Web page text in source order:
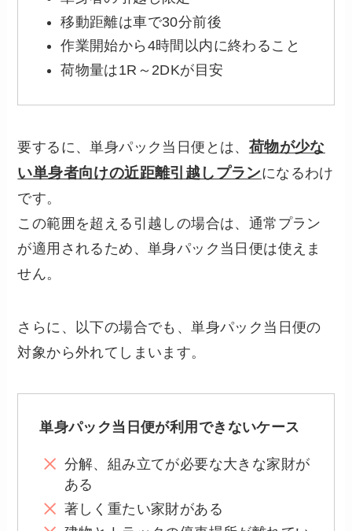
移動距離は車で30分前後
作業開始から4時間以内に終わること
荷物量は1R～2DKが目安
要するに、単身パック当日便とは、 荷物が少な
い単身者向けの近距離引越しプランになるわけ
です。
この範囲を超える引越しの場合は、通常プラン
が適用されるため、単身パック当日便は使えま
せん。
さらに、以下の場合でも、単身パック当日便の
対象から外れてしまいます。
単身パック当日便が利用できないケース
分解、組み立てが必要な大きな家財が
ある
著しく重たい家財がある